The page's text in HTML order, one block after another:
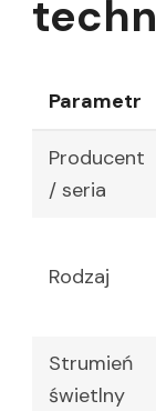
Parametr
Producent
/ seria
Rodzaj
Strumień
świetlny